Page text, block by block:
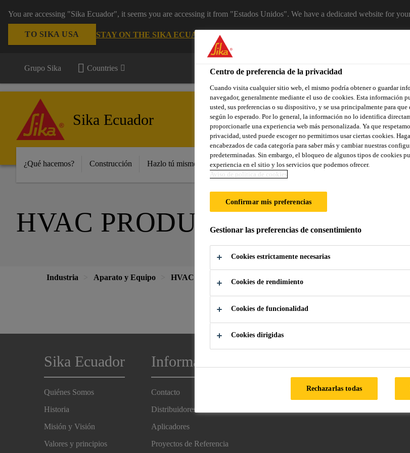
You are accessing "Sika Ecuador", it seems you are accessing it from "Estados Unidos". We have a dedicated website for
TO SIKA USA STAY ON THE SIKA ECUADOR WEBSITE
Grupo Sika Countries
Sika Ecuador
¿Qué hacemos? Construcción Hazlo tú mismo y pequeñas renovaciones Industria Distribuidores
HVAC PRODUCTOS
Industria Aparato y Equipo HVAC
Sika Ecuador
Quiénes Somos
Historia
Misión y Visión
Valores y principios
Información
Contacto
Distribuidores
Aplicadores
Proyectos de Referencia
Centro de preferencia de la privacidad
Cuando visita cualquier sitio web, el mismo podría obtener o guardar
navegador, generalmente mediante el uso de cookies. Esta información
usted, sus preferencias o su dispositivo, y se usa principalmente para
según lo esperado. Por lo general, la información no lo identifica
proporcionarle una experiencia web más personalizada. Ya que
privacidad, usted puede escoger no permitirnos usar ciertas cookies.
encabezados de cada categoría para saber más y cambiar nuestras
predeterminadas. Sin embargo, el bloqueo de algunos tipos de cookies
experiencia en el sitio y los servicios que podemos ofrecer.
Aviso de politica de cookies
Confirmar mis preferencias
Gestionar las preferencias de consentimiento
Cookies estrictamente necesarias
Cookies de rendimiento
Cookies de funcionalidad
Cookies dirigidas
Rechazarlas todas